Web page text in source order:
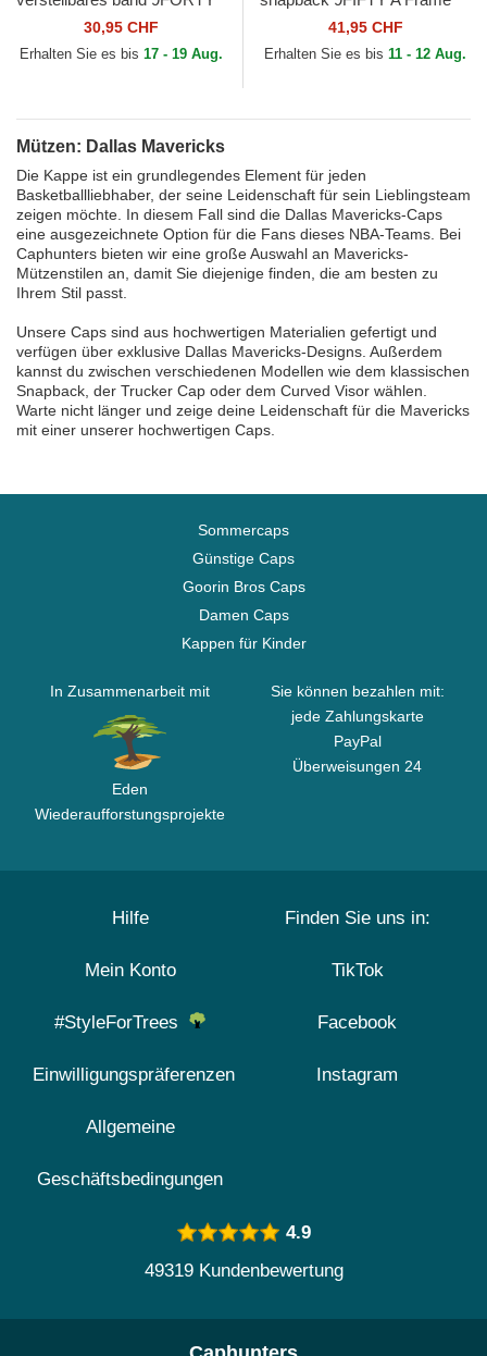
The League der Dallas
Mavericks NBA von New Era
30,95 CHF
Erhalten Sie es bis 17 - 19 Aug.
Precurved Hardwood
Classics der Dallas
41,95 CHF
Erhalten Sie es bis 11 - 12 Aug.
Mützen: Dallas Mavericks
Die Kappe ist ein grundlegendes Element für jeden
Basketballliebhaber, der seine Leidenschaft für sein Lieblingsteam
zeigen möchte. In diesem Fall sind die Dallas Mavericks-Caps
eine ausgezeichnete Option für die Fans dieses NBA-Teams. Bei
Caphunters bieten wir eine große Auswahl an Mavericks-
Mützenstilen an, damit Sie diejenige finden, die am besten zu
Ihrem Stil passt.
Unsere Caps sind aus hochwertigen Materialien gefertigt und
verfügen über exklusive Dallas Mavericks-Designs. Außerdem
kannst du zwischen verschiedenen Modellen wie dem klassischen
Snapback, der Trucker Cap oder dem Curved Visor wählen.
Warte nicht länger und zeige deine Leidenschaft für die Mavericks
mit einer unserer hochwertigen Caps.
Sommercaps
Günstige Caps
Goorin Bros Caps
Damen Caps
Kappen für Kinder
In Zusammenarbeit mit
Eden
Wiederaufforstungsprojekte
Sie können bezahlen mit:
jede Zahlungskarte
PayPal
Überweisungen 24
Hilfe
Mein Konto
#StyleForTrees
Einwilligungspräferenzen
Allgemeine
Geschäftsbedingungen
Finden Sie uns in:
TikTok
Facebook
Instagram
4.9
49319 Kundenbewertung